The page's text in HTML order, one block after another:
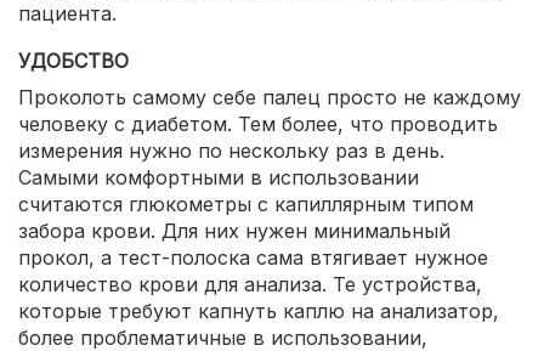
пациента.
УДОБСТВО
Проколоть самому себе палец просто не каждому
человеку с диабетом. Тем более, что проводить
измерения нужно по нескольку раз в день.
Самыми комфортными в использовании
считаются глюкометры с капиллярным типом
забора крови. Для них нужен минимальный
прокол, а тест-полоска сама втягивает нужное
количество крови для анализа. Те устройства,
которые требуют капнуть каплю на анализатор,
более проблематичные в использовании,